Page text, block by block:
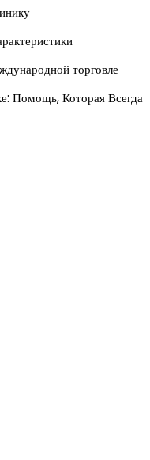
торговле
Помощь, Которая Всегда